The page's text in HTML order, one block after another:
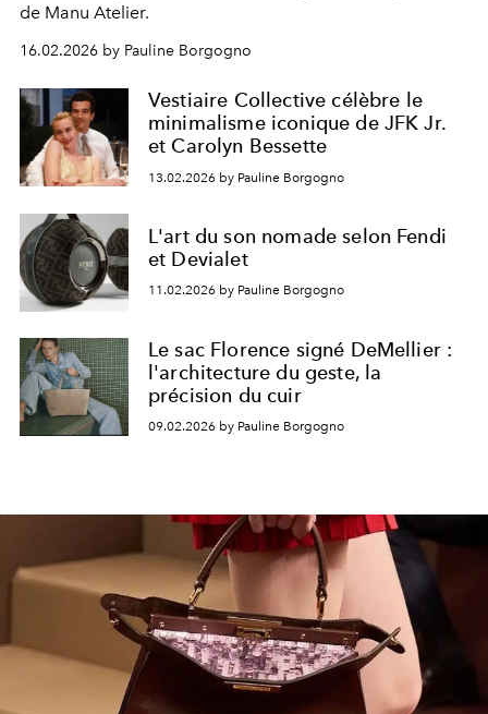
de Manu Atelier.
16.02.2026 by Pauline Borgogno
Vestiaire Collective célèbre le
minimalisme iconique de JFK Jr.
et Carolyn Bessette
13.02.2026 by Pauline Borgogno
L'art du son nomade selon Fendi
et Devialet
11.02.2026 by Pauline Borgogno
Le sac Florence signé DeMellier :
l'architecture du geste, la
précision du cuir
09.02.2026 by Pauline Borgogno